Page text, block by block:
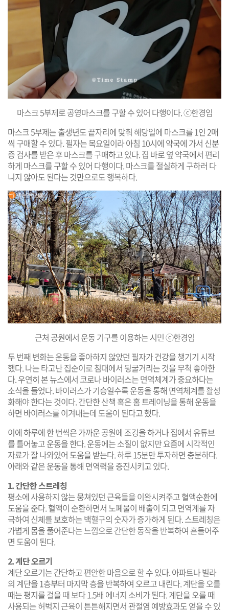
마스크 5부제로 공영마스크를 구할 수 있어 다행이다. ⓒ한경임
마스크 5부제는 출생년도 끝자리에 맞춰 해당일에 마스크를 1인 2매
씩 구매할 수 있다. 필자는 목요일이라 아침 10시에 약국에 가서 신분
증 검사를 받은 후 마스크를 구매하고 있다. 집 바로 옆 약국에서 편리
하게 마스크를 구할 수 있어 다행이다. 마스크를 절실하게 구하러 다
니지 않아도 된다는 것만으로도 행복하다.
근처 공원에서 운동 기구를 이용하는 시민 ⓒ한경임
두 번째 변화는 운동을 좋아하지 않았던 필자가 건강을 챙기기 시작
했다. 나는 타고난 집순이로 침대에서 뒹굴거리는 것을 무척 좋아한
다. 우연히 본 뉴스에서 코로나 바이러스는 면역체계가 중요하다는
소식을 들었다. 바이러스가 기승일수록 운동을 통해 면역체계를 활성
화해야 한다는 것이다. 간단한 산책 혹은 홈 트레이닝을 통해 운동을
하면 바이러스를 이겨내는데 도움이 된다고 했다.
이에 하루에 한 번씩은 가까운 공원에 조깅을 하거나 집에서 유튜브
를 틀어놓고 운동을 한다. 운동에는 소질이 없지만 요즘에 시각적인
자료가 잘 나와있어 도움을 받는다. 하루 15분만 투자하면 충분하다.
아래와 같은 운동을 통해 면역력을 증진시키고 있다.
1. 간단한 스트레칭
평소에 사용하지 않는 뭉쳐있던 근육들을 이완시켜주고 혈액순환에
도움을 준다. 혈액이 순환하면서 노폐물이 배출이 되고 면역계를 자
극하여 신체를 보호하는 백혈구의 숫자가 증가하게 된다. 스트레칭은
가볍게 몸을 풀어준다는 느낌으로 간단한 동작을 반복하여 흔들어주
면 도움이 된다.
2. 계단 오르기
계단 오르기는 간단하고 편안한 마음으로 할 수 있다. 아파트나 빌라
의 계단을 1층부터 마지막 층을 반복하여 오르고 내린다. 계단을 오를
때는 평지를 걸을 때 보다 1.5배 에너지 소비가 된다. 계단을 오를 때
사용되는 허벅지 근육이 튼튼해지면서 관절염 예방효과도 얻을 수 있